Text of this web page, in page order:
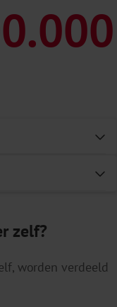
SEO
R, Feenstra
zelf?
worden verdeeld